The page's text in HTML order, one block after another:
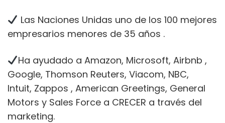
Las Naciones Unidas uno de los 100 mejores
empresarios menores de 35 años .
Ha ayudado a Amazon, Microsoft, Airbnb ,
Google, Thomson Reuters, Viacom, NBC,
Intuit, Zappos , American Greetings, General
Motors y Sales Force a CRECER a través del
marketing.